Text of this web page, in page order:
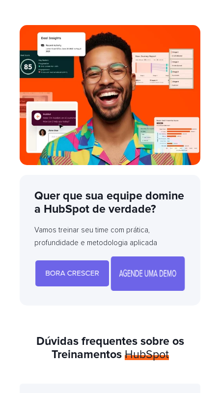
Quer que sua equipe domine
a HubSpot de verdade?
Vamos treinar seu time com prática,
profundidade e metodologia aplicada
Dúvidas frequentes sobre os
Treinamentos HubSpot